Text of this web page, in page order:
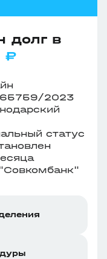
долг в
₽
2023
статус